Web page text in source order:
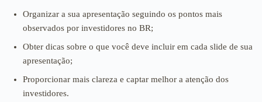
Organizar a sua apresentação seguindo os pontos mais
observados por investidores no BR;
Obter dicas sobre o que você deve incluir em cada slide de sua
apresentação;
Proporcionar mais clareza e captar melhor a atenção dos
investidores.